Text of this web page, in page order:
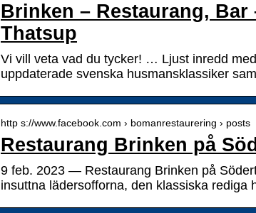
Brinken – Restaurang,
Thatsup
Vi vill veta vad du tycker! … Ljust inredd
uppdaterade svenska husmansklassiker
http s://www.facebook.com › bomanrestaurering › posts
Restaurang Brinken på
9 feb. 2023 — Restaurang Brinken på
insuttna lädersofforna, den klassiska rediga